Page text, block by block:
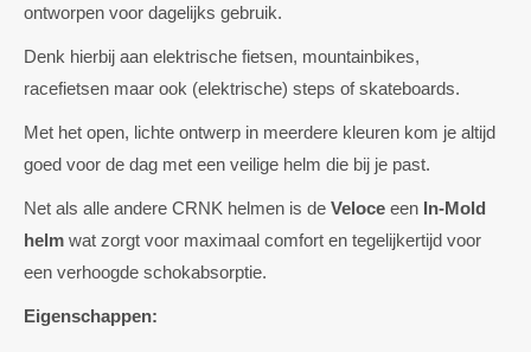
ontworpen voor dagelijks gebruik.
Denk hierbij aan elektrische fietsen, mountainbikes,
racefietsen maar ook (elektrische) steps of skateboards.
Met het open, lichte ontwerp in meerdere kleuren kom je altijd
goed voor de dag met een veilige helm die bij je past.
Net als alle andere CRNK helmen is de Veloce een In-Mold
helm wat zorgt voor maximaal comfort en tegelijkertijd voor
een verhoogde schokabsorptie.
Eigenschappen: